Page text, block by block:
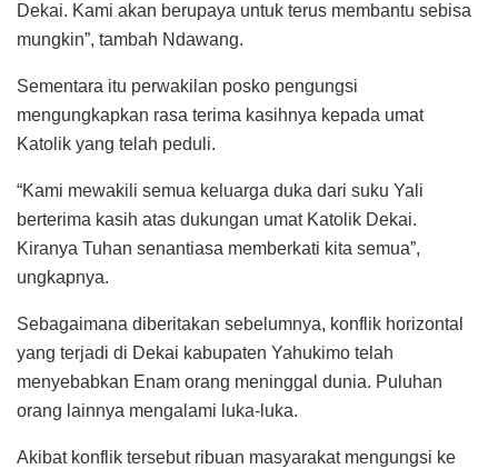
Dekai. Kami akan berupaya untuk terus membantu sebisa
mungkin”, tambah Ndawang.
Sementara itu perwakilan posko pengungsi
mengungkapkan rasa terima kasihnya kepada umat
Katolik yang telah peduli.
“Kami mewakili semua keluarga duka dari suku Yali
berterima kasih atas dukungan umat Katolik Dekai.
Kiranya Tuhan senantiasa memberkati kita semua”,
ungkapnya.
Sebagaimana diberitakan sebelumnya, konflik horizontal
yang terjadi di Dekai kabupaten Yahukimo telah
menyebabkan Enam orang meninggal dunia. Puluhan
orang lainnya mengalami luka-luka.
Akibat konflik tersebut ribuan masyarakat mengungsi ke